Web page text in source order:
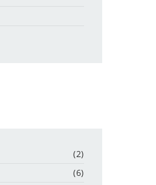
(2)
(6)